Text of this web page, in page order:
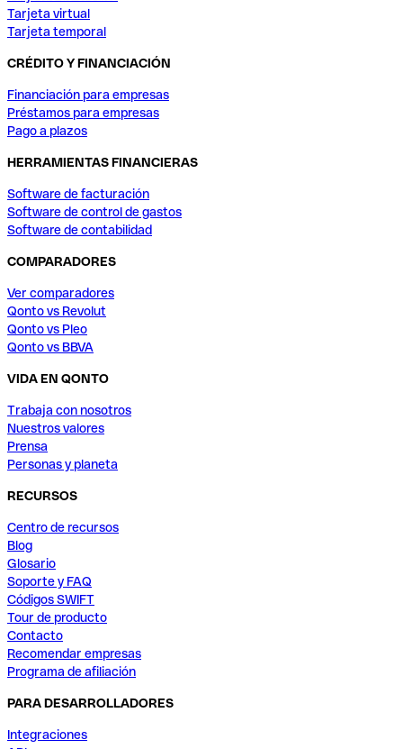
Tarjeta virtual
Tarjeta temporal
CRÉDITO Y FINANCIACIÓN
Financiación para empresas
Préstamos para empresas
Pago a plazos
HERRAMIENTAS FINANCIERAS
Software de facturación
Software de control de gastos
Software de contabilidad
COMPARADORES
Ver comparadores
Qonto vs Revolut
Qonto vs Pleo
Qonto vs BBVA
VIDA EN QONTO
Trabaja con nosotros
Nuestros valores
Prensa
Personas y planeta
RECURSOS
Centro de recursos
Blog
Glosario
Soporte y FAQ
Códigos SWIFT
Tour de producto
Contacto
Recomendar empresas
Programa de afiliación
PARA DESARROLLADORES
Integraciones